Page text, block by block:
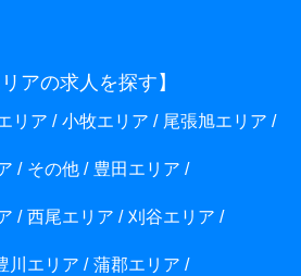
アの求人を探す】
リア 小牧エリア 尾張旭エリア
その他 豊田エリア
西尾エリア 刈谷エリア
川エリア 蒲郡エリア